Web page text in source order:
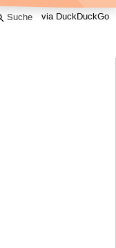
via DuckDuckGo